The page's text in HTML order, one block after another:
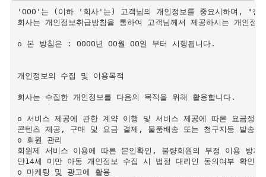
'OOO'는 (이하 '회사'는) 고객님의 개인정보를 중요시하며, "정
회사는 개인정보취급방침을 통하여 고객님께서 제공하시는 개인
ο 본 방침은 : OOOO년 OO월 OO일 부터 시행됩니다.
개인정보의 수집 및 이용목적
회사는 수집한 개인정보를 다음의 목적을 위해 활용합니다.
ο 서비스 제공에 관한 계약 이행 및 서비스 제공에 따른 요금정산
콘텐츠 제공, 구매 및 요금 결제, 물품배송 또는 청구지등 발송
ο 회원 관리
회원제 서비스 이용에 따른 본인확인, 불량회원의 부정 이용 방
만14세 미만 아동 개인정보 수집 시 법정 대리인 동의여부 확인,
ο 마케팅 및 광고에 활용